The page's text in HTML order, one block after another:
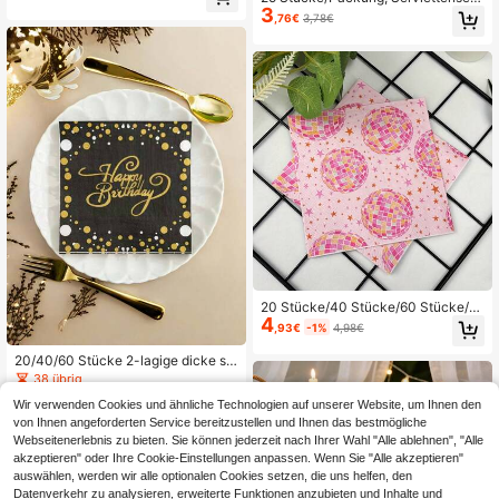
tstag, Jahrestag, Hotel, Restaurant,
Hochzeit, Partydekorationen, Valen
tinstag, Weihnachten, Jubiläumsver
anstaltungen und Geburtstagsparty
Zubehör
20/40/60 Stücke 2-lagige dicke sc
hwarze & goldene Happy Birthday
cm, Einweg Party Servietten, Dekor
ation für Geburtstag, Hochzeitsjubil
äum, Abschlussfeier
38 übrig
4,14€
"Just Married", Hochzeits-Party De
korations-Artikel, Verlobungsfeier T
Geschirr, Geburtstags-Party Artikel,
Geburtstaggeschenk, Party-Dekora
tions-Artikel, Hochzeitsdekoration,
Hochzeits-Zubehör, Weihnachten
3 ,76€ 3,78€
20 Stücke/40 Stücke/60 Stücke/S
et,Rosa Disco Party Servietten mit
bunten Kugeln und Sternen Muster
burtstage, Hochzeiten, festliche Fei
ern, Geburtstagsparty-Zubehör, Ho
chzeitsdekoration
4 ,93€ -1% 4,98€
Wir verwenden Cookies und ähnliche Technologien auf unserer Website, um Ihnen den
von Ihnen angeforderten Service bereitzustellen und Ihnen das bestmögliche
Webseitenerlebnis zu bieten. Sie können jederzeit nach Ihrer Wahl "Alle ablehnen", "Alle
akzeptieren" oder Ihre Cookie-Einstellungen anpassen. Wenn Sie "Alle akzeptieren"
auswählen, werden wir alle optionalen Cookies setzen, die uns helfen, den
Datenverkehr zu analysieren, erweiterte Funktionen anzubieten und Inhalte und